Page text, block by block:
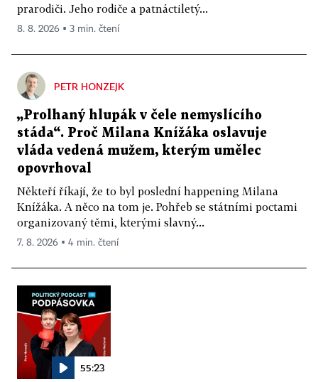
prarodiči. Jeho rodiče a patnáctiletý...
8. 8. 2026 ▪ 3 min. čtení
PETR HONZEJK
„Prolhaný hlupák v čele nemyslícího
stáda“. Proč Milana Knížáka oslavuje
vláda vedená mužem, kterým umělec
opovrhoval
Někteří říkají, že to byl poslední happening Milana
Knížáka. A něco na tom je. Pohřeb se státními poctami
organizovaný těmi, kterými slavný...
7. 8. 2026 ▪ 4 min. čtení
55:23